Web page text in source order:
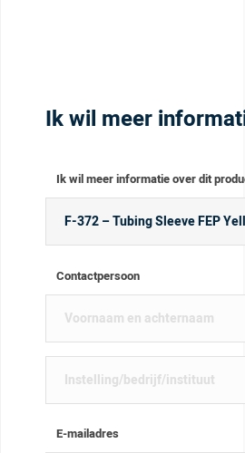
Ik wil meer
Ik wil meer informatie over dit
Contactpersoon
E-mailadres